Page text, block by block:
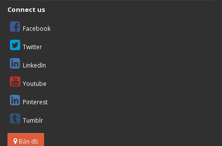
Connect us
Facebook
Twitter
LinkedIn
Youtube
Pinterest
Tumblr
Bản đồ